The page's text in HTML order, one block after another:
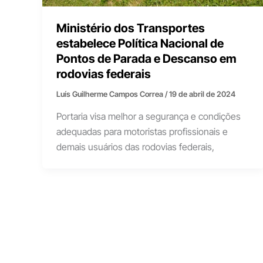
Ministério dos Transportes
estabelece Política Nacional de
Pontos de Parada e Descanso em
rodovias federais
Luís Guilherme Campos Correa/19 de abril de 2024
Portaria visa melhor a segurança e condições
adequadas para motoristas profissionais e
demais usuários das rodovias federais,